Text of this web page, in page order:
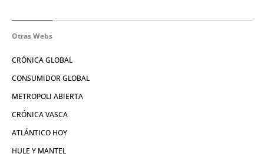
Otras Webs
CRÓNICA GLOBAL
CONSUMIDOR GLOBAL
METROPOLI ABIERTA
CRÓNICA VASCA
ATLÁNTICO HOY
HULE Y MANTEL